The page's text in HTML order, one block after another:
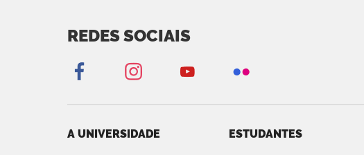
REDES SOCIAIS
A UNIVERSIDADE ESTUDANTES